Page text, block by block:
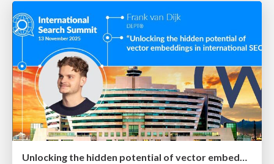
Unlocking the hidden potential of vector embeddings in international SEO